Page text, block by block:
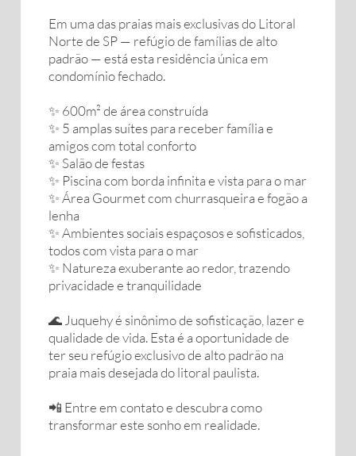
Em uma das praias mais exclusivas do Litoral
Norte de SP — refúgio de famílias de alto
padrão — está esta residência única em
condomínio fechado.
✨ 600m² de área construída
✨ 5 amplas suítes para receber família e
amigos com total conforto
✨ Salão de festas
✨ Piscina com borda infinita e vista para o mar
✨ Área Gourmet com churrasqueira e fogão a
lenha
✨ Ambientes sociais espaçosos e sofisticados,
todos com vista para o mar
✨ Natureza exuberante ao redor, trazendo
privacidade e tranquilidade
🌊 Juquehy é sinônimo de sofisticação, lazer e
qualidade de vida. Esta é a oportunidade de
ter seu refúgio exclusivo de alto padrão na
praia mais desejada do litoral paulista.
📲 Entre em contato e descubra como
transformar este sonho em realidade.